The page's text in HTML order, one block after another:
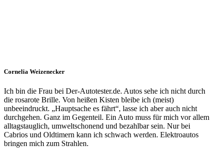
Cornelia Weizenecker
Ich bin die Frau bei Der-Autotester.de. Autos sehe ich nicht durch
die rosarote Brille. Von heißen Kisten bleibe ich (meist)
unbeeindruckt. „Hauptsache es fährt“, lasse ich aber auch nicht
durchgehen. Ganz im Gegenteil. Ein Auto muss für mich vor allem
alltagstauglich, umweltschonend und bezahlbar sein. Nur bei
Cabrios und Oldtimern kann ich schwach werden. Elektroautos
bringen mich zum Strahlen.